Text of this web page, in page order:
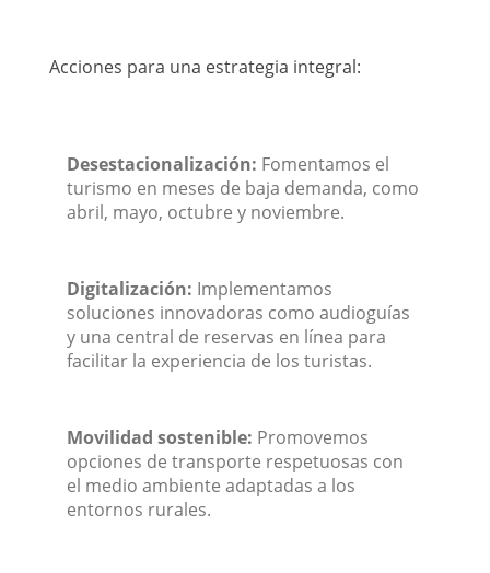
Acciones para una estrategia integral:
Desestacionalización: Fomentamos el
turismo en meses de baja demanda, como
abril, mayo, octubre y noviembre.
Digitalización: Implementamos
soluciones innovadoras como audioguías
y una central de reservas en línea para
facilitar la experiencia de los turistas.
Movilidad sostenible: Promovemos
opciones de transporte respetuosas con
el medio ambiente adaptadas a los
entornos rurales.